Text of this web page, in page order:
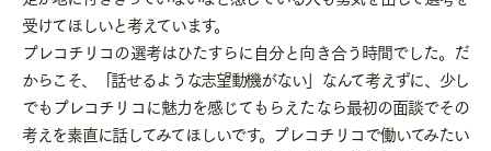
受けてほしいと考えています。
プレコチリコの選考はひたすらに自分と向き合う時間でした。だ
からこそ、「話せるような志望動機がない」なんて考えずに、少し
でもプレコチリコに魅力を感じてもらえたなら最初の面談でその
考えを素直に話してみてほしいです。プレコチリコで働いてみたい